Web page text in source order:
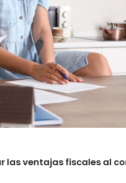
las ventajas fiscales al